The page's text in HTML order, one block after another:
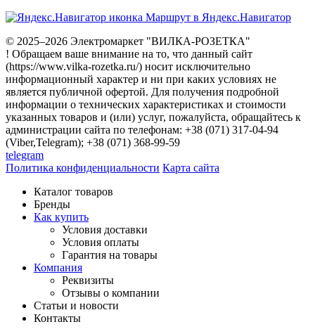
Маршрут в Яндекс.Навигатор
© 2025–2026 Электромаркет "ВИЛКА-РОЗЕТКА"
! Обращаем ваше внимание на то, что данный сайт
(https://www.vilka-rozetka.ru/) носит исключительно
информационный характер и ни при каких условиях не
является публичной офертой. Для получения подробной
информации о технических характеристиках и стоимости
указанных товаров и (или) услуг, пожалуйста, обращайтесь к
администрации сайта по телефонам: +38 (071) 317-04-94
(Viber,Telegram); +38 (071) 368-99-59
telegram
Политика конфиденциальности Карта сайта
Каталог товаров
Бренды
Как купить
Условия доставки
Условия оплаты
Гарантия на товары
Компания
Реквизиты
Отзывы о компании
Статьи и новости
Контакты